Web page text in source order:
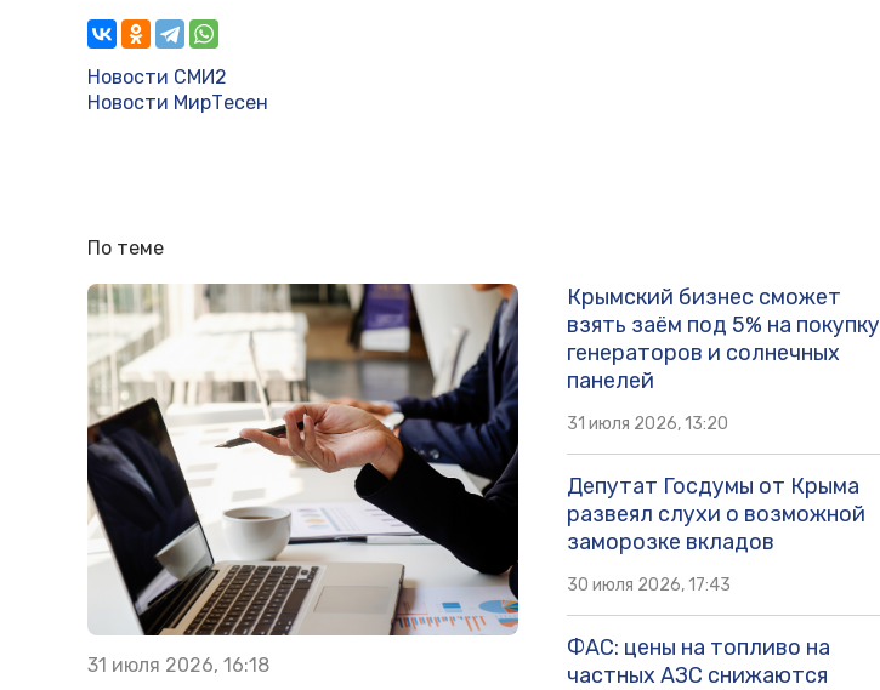
Новости СМИ2
Новости МирТесен
По теме
31 июля 2026, 16:18
Крымский бизнес сможет
взять заём под 5% на покупку
генераторов и солнечных
панелей
31 июля 2026, 13:20
Депутат Госдумы от Крыма
развеял слухи о возможной
заморозке вкладов
30 июля 2026, 17:43
ФАС: цены на топливо на
частных АЗС снижаются